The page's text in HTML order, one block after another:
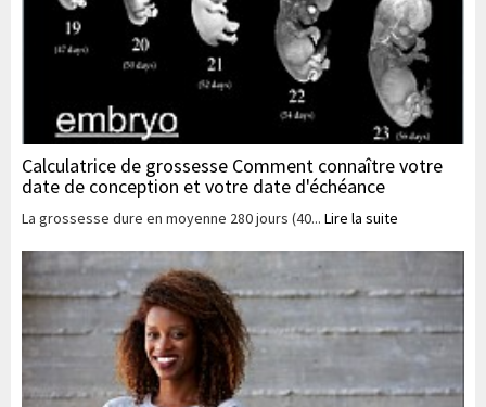
Calculatrice de grossesse Comment connaître votre
date de conception et votre date d'échéance
La grossesse dure en moyenne 280 jours (40... Lire la suite